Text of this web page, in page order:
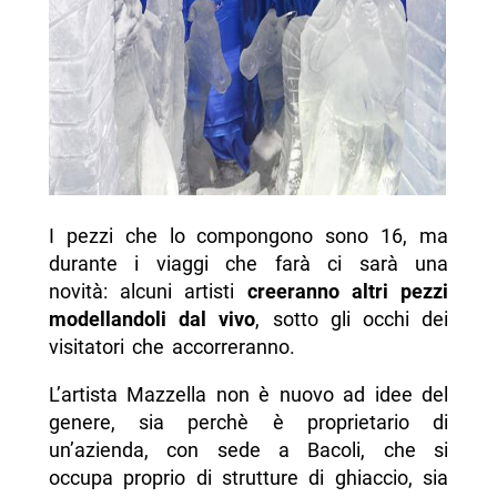
I pezzi che lo compongono sono 16, ma
durante i viaggi che farà ci sarà una
novità: alcuni artisti creeranno altri pezzi
modellandoli dal vivo, sotto gli occhi dei
visitatori che accorreranno.
L’artista Mazzella non è nuovo ad idee del
genere, sia perchè è proprietario di
un’azienda, con sede a Bacoli, che si
occupa proprio di strutture di ghiaccio, sia